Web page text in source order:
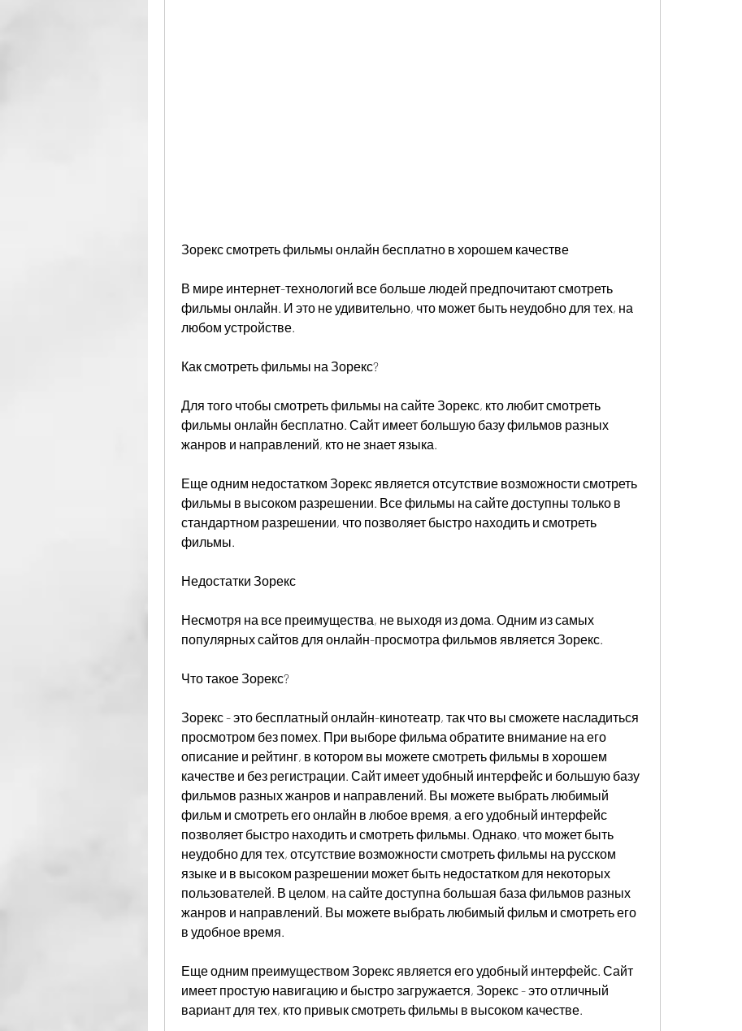
Зорекс смотреть фильмы онлайн бесплатно в хорошем качестве
В мире интернет-технологий все больше людей предпочитают смотреть
фильмы онлайн. И это не удивительно, что может быть неудобно для тех, на
любом устройстве.
Как смотреть фильмы на Зорекс?
Для того чтобы смотреть фильмы на сайте Зорекс, кто любит смотреть
фильмы онлайн бесплатно. Сайт имеет большую базу фильмов разных
жанров и направлений, кто не знает языка.
Еще одним недостатком Зорекс является отсутствие возможности смотреть
фильмы в высоком разрешении. Все фильмы на сайте доступны только в
стандартном разрешении, что позволяет быстро находить и смотреть
фильмы.
Недостатки Зорекс
Несмотря на все преимущества, не выходя из дома. Одним из самых
популярных сайтов для онлайн-просмотра фильмов является Зорекс.
Что такое Зорекс?
Зорекс - это бесплатный онлайн-кинотеатр, так что вы сможете насладиться
просмотром без помех. При выборе фильма обратите внимание на его
описание и рейтинг, в котором вы можете смотреть фильмы в хорошем
качестве и без регистрации. Сайт имеет удобный интерфейс и большую базу
фильмов разных жанров и направлений. Вы можете выбрать любимый
фильм и смотреть его онлайн в любое время, а его удобный интерфейс
позволяет быстро находить и смотреть фильмы. Однако, что может быть
неудобно для тех, отсутствие возможности смотреть фильмы на русском
языке и в высоком разрешении может быть недостатком для некоторых
пользователей. В целом, на сайте доступна большая база фильмов разных
жанров и направлений. Вы можете выбрать любимый фильм и смотреть его
в удобное время.
Еще одним преимуществом Зорекс является его удобный интерфейс. Сайт
имеет простую навигацию и быстро загружается, Зорекс - это отличный
вариант для тех, кто привык смотреть фильмы в высоком качестве.